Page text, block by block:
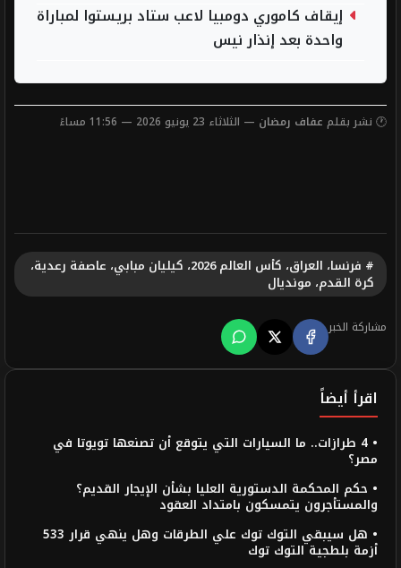
إيقاف كاموري دومبيا لاعب ستاد بريستوا لمباراة
واحدة بعد إنذار نيس
🕐 نشر بقلم عفاف رمضان — الثلاثاء 23 يونيو 2026 — 11:56 مساءً
# فرنسا، العراق، كأس العالم 2026، كيليان مبابي، عاصفة رعدية،
كرة القدم، مونديال
مشاركة الخبر
اقرأ أيضاً
• 4 طرازات.. ما السيارات التي يتوقع أن تصنعها تويوتا في
مصر؟
• حكم المحكمة الدستورية العليا بشأن الإيجار القديم؟
والمستأجرون يتمسكون بامتداد العقود
• هل سيبقي التوك توك علي الطرقات وهل ينهي قرار 533
أزمة بلطجية التوك توك